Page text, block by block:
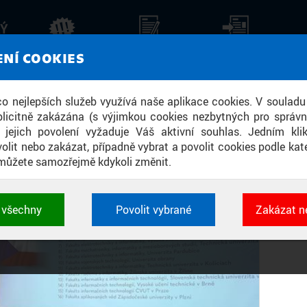
COOKIES
nejlepších služeb využívá naše aplikace cookies. V
zakázána (s výjimkou cookies nezbytných pro
povolení vyžaduje Váš aktivní souhlas. Jedním
nebo zakázat, případně vybrat a povolit cookies podle
samozřejmě kdykoli změnit.
a identifikátorů relace. Jsou nezbytné pro
vždy aktivní.
Povolit vybrané Zakázat
AKTUALITY
OBORY A SPOLUPRÁCE NA
MÁ JASNÉ CÍLE